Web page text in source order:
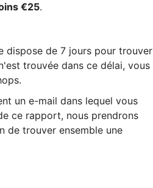
€25.
dispose de 7 jours pour trouver
trouvée dans ce délai, vous
un e-mail dans lequel vous
ce rapport, nous prendrons
de trouver ensemble une